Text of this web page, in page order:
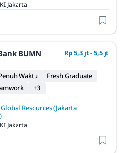
Jakarta
BUMN
Rp 5,3 jt - 5,5 jt
Waktu
Fresh Graduate
+3
Resources (Jakarta
Jakarta